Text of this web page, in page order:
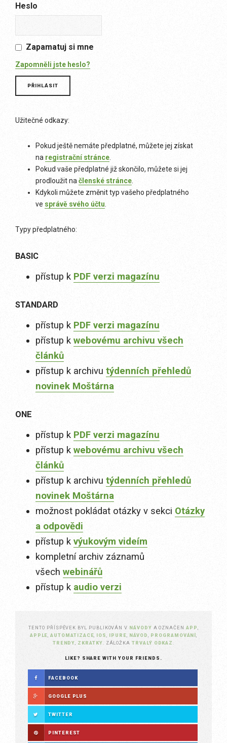
Heslo
Zapamatuj si mne
Zapomněli jste heslo?
Užitečné odkazy:
Pokud ještě nemáte předplatné, můžete jej získat
na registrační stránce
Pokud vaše předplatné již skončilo, můžete si jej
prodloužit na členské stránce
Kdykoli můžete změnit typ vašeho předplatného
ve správě svého účtu
Typy předplatného:
BASIC
přístup k PDF verzi magazínu
STANDARD
přístup k PDF verzi magazínu
přístup k webovému archivu všech
článků
přístup k archivu týdenních přehledů
novinek Moštárna
ONE
přístup k PDF verzi magazínu
přístup k webovému archivu všech
článků
přístup k archivu týdenních přehledů
novinek Moštárna
možnost pokládat otázky v sekci Otázky
a odpovědi
přístup k výukovým videím
kompletní archiv záznamů
všech webinářů
přístup k audio verzi
TENTO PŘÍSPĚVEK BYL PUBLIKOVÁN V NÁVODY A OZNAČEN APP
APPLE ,AUTOMATIZACE IOS IPURE NÁVOD PROGRAMOVÁNÍ
TRENDY
ZKRATKY . ZÁLOŽKATRVALÝ ODKAZ
LIKE? SHARE WITH YOUR FRIENDS.
FACEBOOK
GOOGLE PLUS
TWITTER
PINTEREST